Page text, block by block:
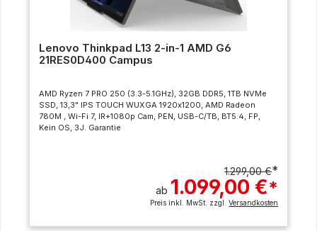
Lenovo Thinkpad L13 2-in-1 AMD G6
21RES0D400 Campus
AMD Ryzen 7 PRO 250 (3.3-5.1GHz), 32GB DDR5, 1TB NVMe
SSD, 13,3" IPS TOUCH WUXGA 1920x1200, AMD Radeon
780M , Wi-Fi 7, IR+1080p Cam, PEN, USB-C/TB, BT5.4, FP,
Kein OS, 3J. Garantie
1.299,00 €*
ab 1.099,00 €*
Preis inkl. MwSt. zzgl.Versandkosten